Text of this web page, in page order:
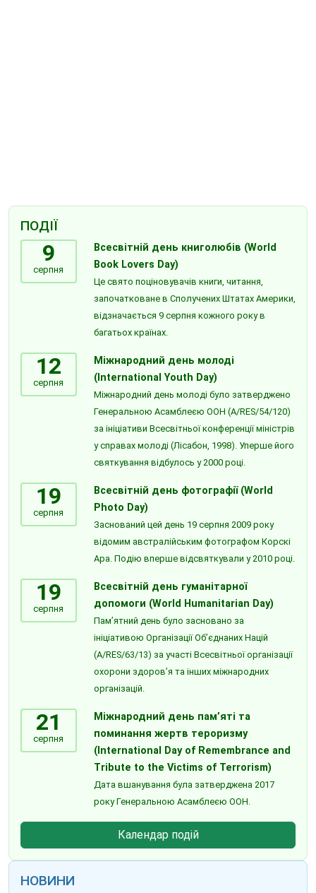
ПОДІЇ
9
серпня
Всесвітній день книголюбів (World
Book Lovers Day)
Це свято поціновувачів книги, читання,
започатковане в Сполучених Штатах Америки,
відзначається 9 серпня кожного року в
багатьох країнах.
12
серпня
Міжнародний день молоді
(International Youth Day)
Міжнародний день молоді було затверджено
Генеральною Асамблеєю ООН (A/RES/54/120)
за ініціативи Всесвітньої конференції міністрів
у справах молоді (Лісабон, 1998). Уперше його
святкування відбулось у 2000 році.
19
серпня
Всесвітній день фотографії (World
Photo Day)
Заснований цей день 19 серпня 2009 року
відомим австралійським фотографом Корскі
Ара. Подію вперше відсвяткували у 2010 році.
19
серпня
Всесвітній день гуманітарної
допомоги (World Humanitarian Day)
Пам’ятний день було засновано за
ініціативою Організації Об’єднаних Націй
(A/RES/63/13) за участі Всесвітньої організації
охорони здоров’я та інших міжнародних
організацій.
21
серпня
Міжнародний день пам’яті та
поминання жертв тероризму
(International Day of Remembrance and
Tribute to the Victims of Terrorism)
Дата вшанування була затверджена 2017
року Генеральною Асамблеєю ООН.
Календар подій
НОВИНИ